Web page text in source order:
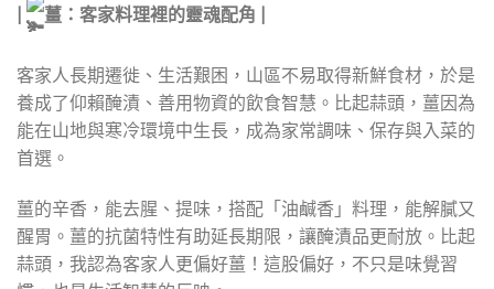
薑：客家料理裡的靈魂配角 |
客家人長期遷徙、生活艱困，山區不易取得新鮮食材，於是
養成了仰賴醃漬、善用物資的飲食智慧。比起蒜頭，薑因為
能在山地與寒冷環境中生長，成為家常調味、保存與入菜的
首選。
薑的辛香，能去腥、提味，搭配「油鹹香」料理，能解膩又
醒胃。薑的抗菌特性有助延長期限，讓醃漬品更耐放。比起
蒜頭，我認為客家人更偏好薑！這股偏好，不只是味覺習